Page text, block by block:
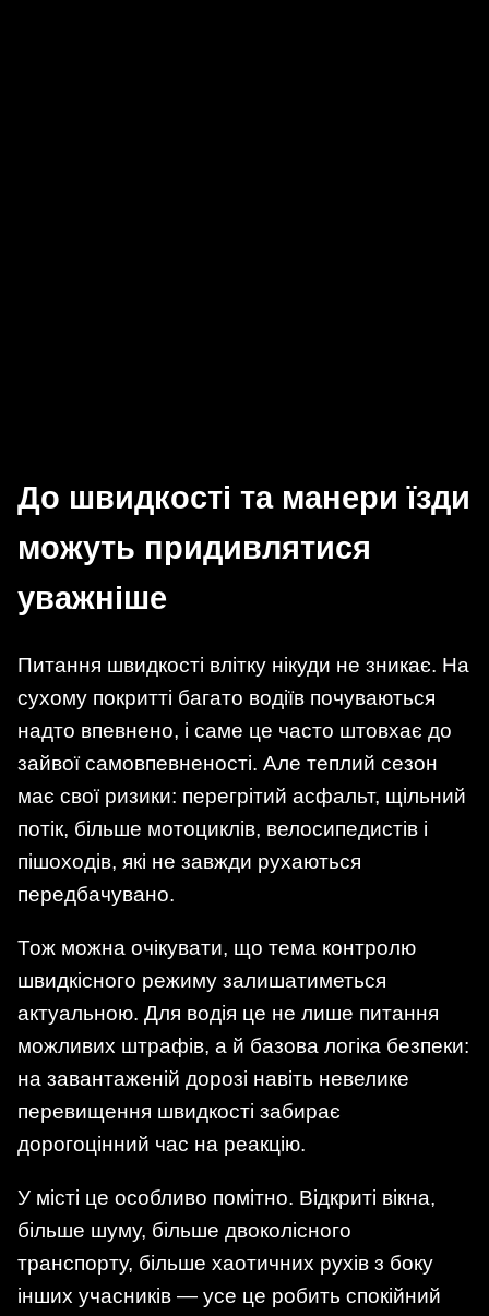
До швидкості та манери їзди
можуть придивлятися
уважніше
Питання швидкості влітку нікуди не зникає. На
сухому покритті багато водіїв почуваються
надто впевнено, і саме це часто штовхає до
зайвої самовпевненості. Але теплий сезон
має свої ризики: перегрітий асфальт, щільний
потік, більше мотоциклів, велосипедистів і
пішоходів, які не завжди рухаються
передбачувано.
Тож можна очікувати, що тема контролю
швидкісного режиму залишатиметься
актуальною. Для водія це не лише питання
можливих штрафів, а й базова логіка безпеки:
на завантаженій дорозі навіть невелике
перевищення швидкості забирає
дорогоцінний час на реакцію.
У місті це особливо помітно. Відкриті вікна,
більше шуму, більше двоколісного
транспорту, більше хаотичних рухів з боку
інших учасників — усе це робить спокійний